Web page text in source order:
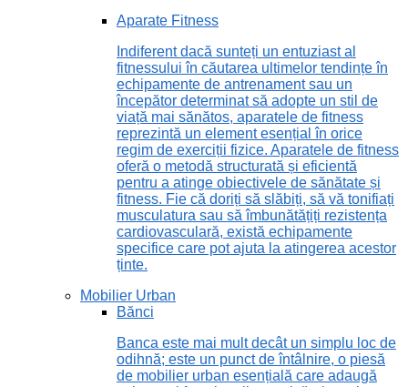
Aparate Fitness
Indiferent dacă sunteți un entuziast al
fitnessului în căutarea ultimelor tendințe în
echipamente de antrenament sau un
începător determinat să adopte un stil de
viață mai sănătos, aparatele de fitness
reprezintă un element esențial în orice
regim de exerciții fizice. Aparatele de fitness
oferă o metodă structurată și eficientă
pentru a atinge obiectivele de sănătate și
fitness. Fie că doriți să slăbiți, să vă tonifiați
musculatura sau să îmbunătățiți rezistența
cardiovasculară, există echipamente
specifice care pot ajuta la atingerea acestor
ținte.
Mobilier Urban
Bănci
Banca este mai mult decât un simplu loc de
odihnă; este un punct de întâlnire, o piesă
de mobilier urban esențială care adaugă